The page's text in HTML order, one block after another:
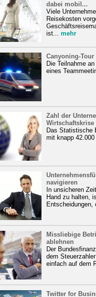
dabei mobil...
Viele
Reisekosten
ist...
mehr
Canyoning-
Die Teilnahme
eines
Zahl der
Wirtschaftskrise
Das Statistische
mit knapp
navigieren
In unsicheren
Hand zu halten,
Entscheidungen,
Missliebige
ablehnen
Der
dem
einfach auf dem
Twitter for